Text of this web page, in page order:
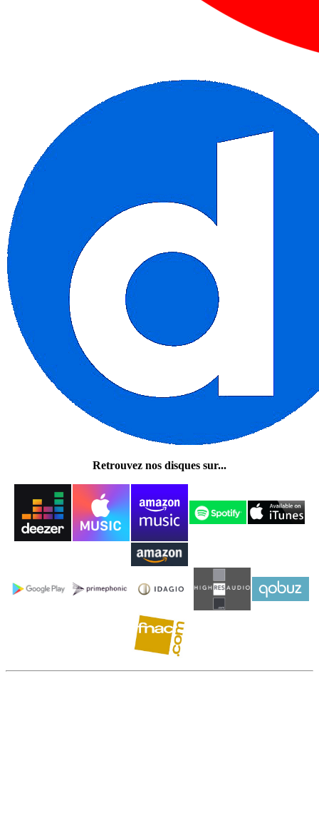
Retrouvez nos disques sur...